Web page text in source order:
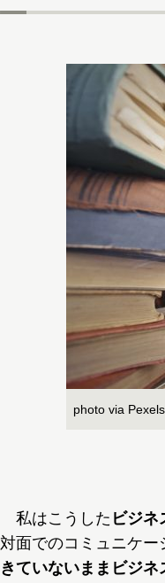
photo via Pexels
私はこうした ビジネ
対面でのコミュニケー
きていないままビジネ